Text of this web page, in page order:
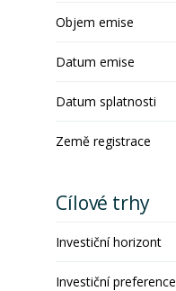
Objem emise
Datum emise
Datum splatnosti
Země registrace
Cílové trhy
Investiční horizont
Investiční preference